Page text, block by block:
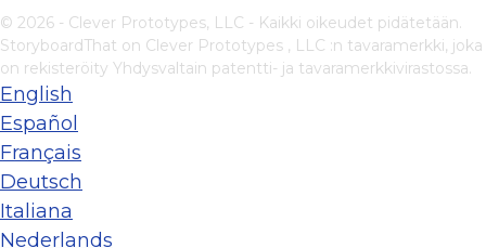
© 2026 - Clever Prototypes, LLC - Kaikki oikeudet pidätetään.
StoryboardThat on Clever Prototypes , LLC :n tavaramerkki, joka
on rekisteröity Yhdysvaltain patentti- ja tavaramerkkivirastossa.
English
Español
Français
Deutsch
Italiana
Nederlands